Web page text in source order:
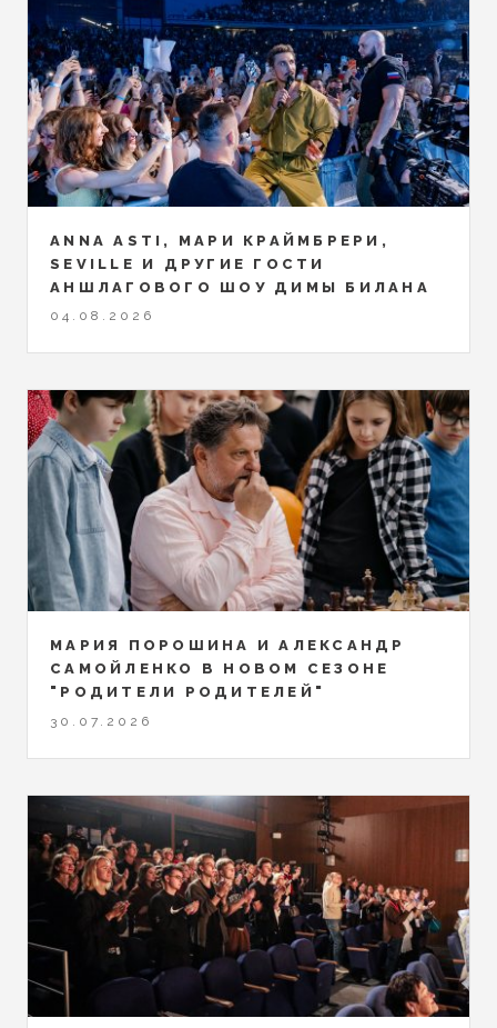
ANNA ASTI, МАРИ КРАЙМБРЕРИ,
SEVILLE И ДРУГИЕ ГОСТИ
АНШЛАГОВОГО ШОУ ДИМЫ БИЛАНА
04.08.2026
МАРИЯ ПОРОШИНА И АЛЕКСАНДР
САМОЙЛЕНКО В НОВОМ СЕЗОНЕ
"РОДИТЕЛИ РОДИТЕЛЕЙ"
30.07.2026